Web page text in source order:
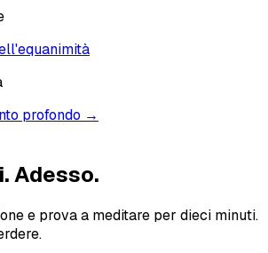
profondo →
Adesso.
e prova a meditare per dieci minuti.